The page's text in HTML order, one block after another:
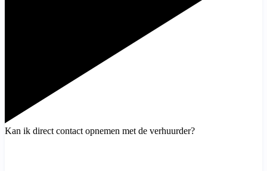
Kan ik direct contact opnemen met de verhuurder?